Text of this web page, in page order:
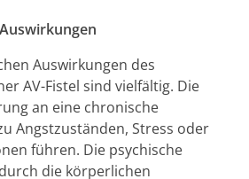
Auswirkungen des
AV-Fistel sind vielfältig. Die
an eine chronische
Angstzuständen, Stress oder
führen. Die psychische
die körperlichen